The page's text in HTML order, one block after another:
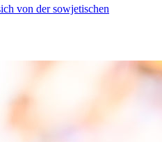
von der sowjetischen